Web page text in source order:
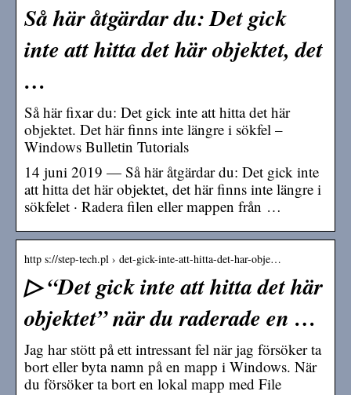
Så här åtgärdar du: Det gick
inte att hitta det här objektet, det
…
Så här fixar du: Det gick inte att hitta det här
objektet. Det här finns inte längre i sökfel –
Windows Bulletin Tutorials
14 juni 2019 — Så här åtgärdar du: Det gick inte
att hitta det här objektet, det här finns inte längre i
sökfelet · Radera filen eller mappen från …
http s://step-tech.pl › det-gick-inte-att-hitta-det-har-obje…
▷ “Det gick inte att hitta det här
objektet” när du raderade en …
Jag har stött på ett intressant fel när jag försöker ta
bort eller byta namn på en mapp i Windows. När
du försöker ta bort en lokal mapp med File